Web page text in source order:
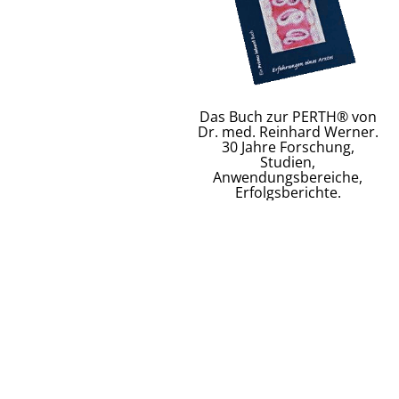
Das Buch zur PERTH® von
Dr. med. Reinhard Werner.
30 Jahre Forschung,
Studien,
Anwendungsbereiche,
Erfolgsberichte.